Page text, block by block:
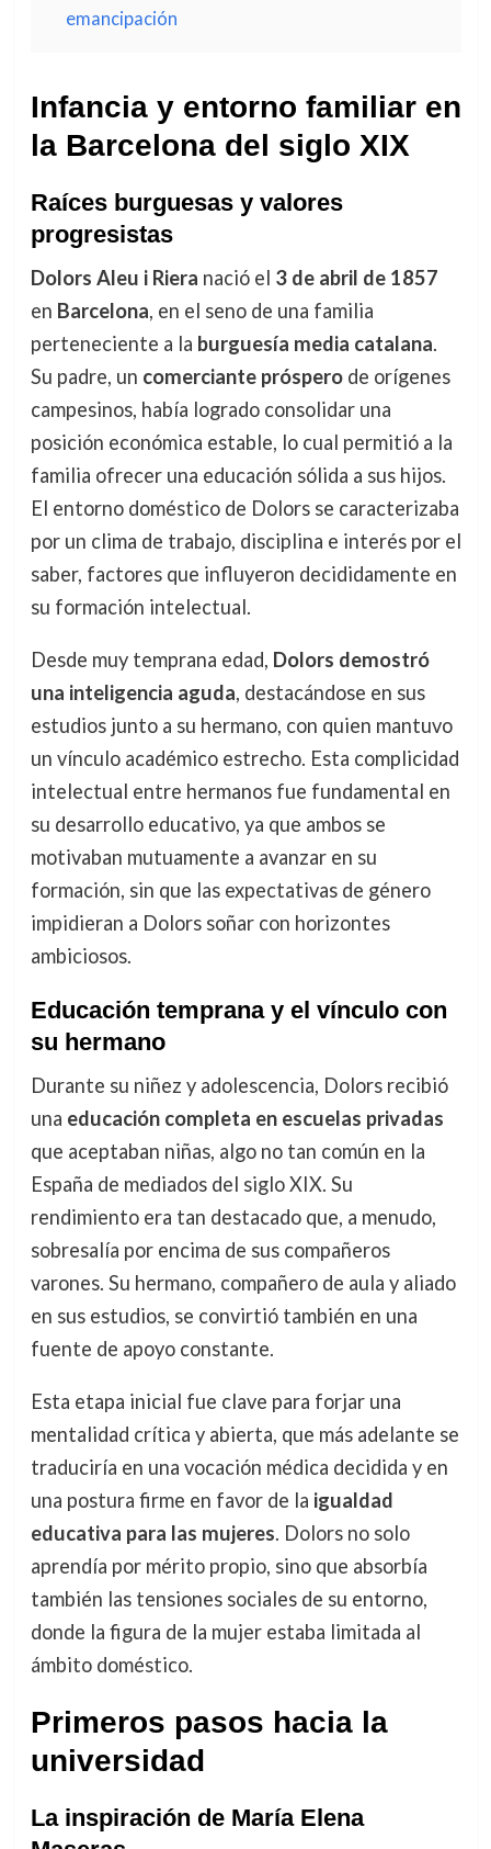
emancipación
Infancia y entorno familiar en
la Barcelona del siglo XIX
Raíces burguesas y valores
progresistas
Dolors Aleu i Riera nació el 3 de abril de 1857
en Barcelona, en el seno de una familia
perteneciente a la burguesía media catalana.
Su padre, un comerciante prósperode orígenes
campesinos, había logrado consolidar una
posición económica estable, lo cual permitió a la
familia ofrecer una educación sólida a sus hijos.
El entorno doméstico de Dolors se caracterizaba
por un clima de trabajo, disciplina e interés por el
saber, factores que influyeron decididamente en
su formación intelectual.
Desde muy temprana edad, Dolors demostró
una inteligencia aguda, destacándose en sus
estudios junto a su hermano, con quien mantuvo
un vínculo académico estrecho. Esta complicidad
intelectual entre hermanos fue fundamental en
su desarrollo educativo, ya que ambos se
motivaban mutuamente a avanzar en su
formación, sin que las expectativas de género
impidieran a Dolors soñar con horizontes
ambiciosos.
Educación temprana y el vínculo con
su hermano
Durante su niñez y adolescencia, Dolors recibió
una educación completa en escuelas privadas
que aceptaban niñas, algo no tan común en la
España de mediados del siglo XIX. Su
rendimiento era tan destacado que, a menudo,
sobresalía por encima de sus compañeros
varones. Su hermano, compañero de aula y aliado
en sus estudios, se convirtió también en una
fuente de apoyo constante.
Esta etapa inicial fue clave para forjar una
mentalidad crítica y abierta, que más adelante se
traduciría en una vocación médica decidida y en
una postura firme en favor de la igualdad
educativa para las mujeres. Dolors no solo
aprendía por mérito propio, sino que absorbía
también las tensiones sociales de su entorno,
donde la figura de la mujer estaba limitada al
ámbito doméstico.
Primeros pasos hacia la
universidad
La inspiración de María Elena